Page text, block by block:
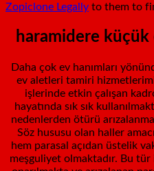
Zopiclone Legally to them to
haramidere
Daha çok ev hanımları
ev aletleri tamiri
işlerinde etkin çalışan
hayatında sık sık
nedenlerden ötürü
Söz hususu olan haller
hem parasal açıdan üstelik
meşguliyet olmaktadır. Bu